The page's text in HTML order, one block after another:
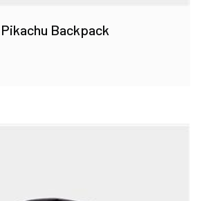
Backpack